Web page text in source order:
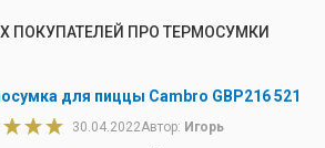
ПОКУПАТЕЛЕЙ ПРО ТЕРМОСУМКИ
для пиццы Cambro GBP216 521
30.04.2022Автор: Игорь